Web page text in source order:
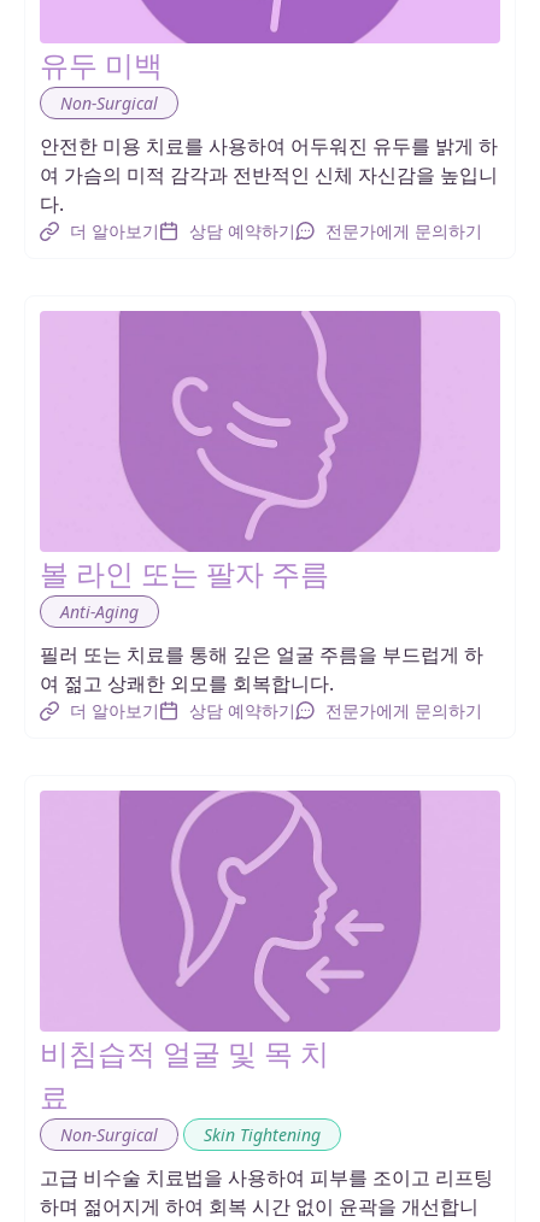
유두 미백
Non-Surgical
안전한 미용 치료를 사용하여 어두워진 유두를 밝게 하
여 가슴의 미적 감각과 전반적인 신체 자신감을 높입니
다.
더 알아보기 상담 예약하기 전문가에게 문의하기
볼 라인 또는 팔자 주름
Anti-Aging
필러 또는 치료를 통해 깊은 얼굴 주름을 부드럽게 하
여 젊고 상쾌한 외모를 회복합니다.
더 알아보기 상담 예약하기 전문가에게 문의하기
비침습적 얼굴 및 목 치
료
Non-Surgical Skin Tightening
고급 비수술 치료법을 사용하여 피부를 조이고 리프팅
하며 젊어지게 하여 회복 시간 없이 윤곽을 개선합니